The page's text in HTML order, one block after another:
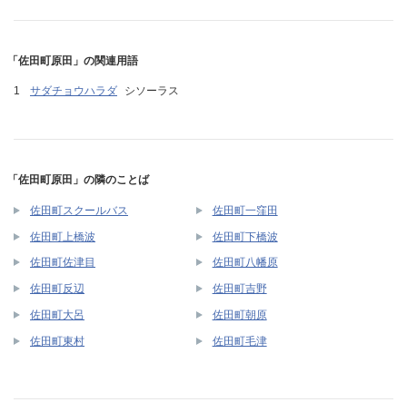
「佐田町原田」の関連用語
サダチョウハラダ シソーラス
「佐田町原田」の隣のことば
佐田町スクールバス 佐田町一窪田
佐田町上橋波 佐田町下橋波
佐田町佐津目 佐田町八幡原
佐田町反辺 佐田町吉野
佐田町大呂 佐田町朝原
佐田町東村 佐田町毛津